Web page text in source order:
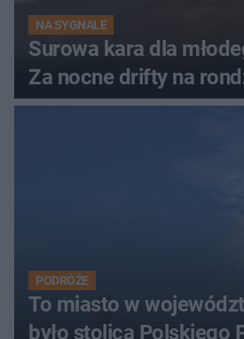
NA SYGNALE
Surowa kara dla
Za nocne drifty na
PODRÓŻE
To miasto w
było stolicą Polskiego